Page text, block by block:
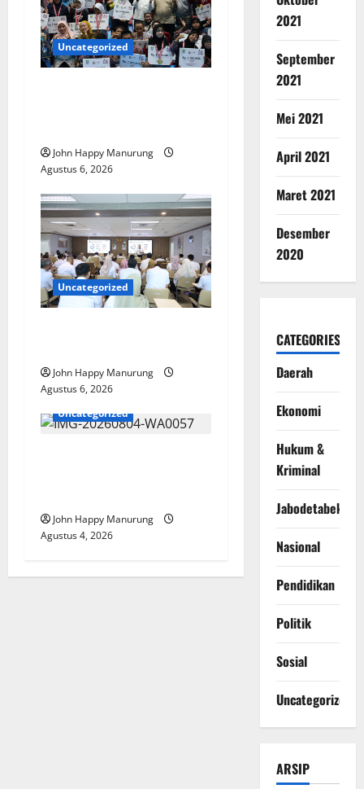
Uncategorized
John Happy Manurung
Agustus 6, 2026
Uncategorized
John Happy Manurung
Agustus 6, 2026
Uncategorized
John Happy Manurung
Agustus 4, 2026
2021
September
2021
Mei 2021
April 2021
Maret 2021
Desember
2020
CATEGORIES
Daerah
Ekonomi
Hukum &
Kriminal
Jabodetabek
Nasional
Pendidikan
Politik
Sosial
Uncategorized
ARSIP